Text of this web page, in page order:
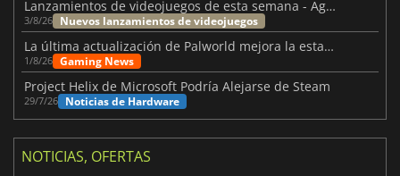
Lanzamientos de videojuegos de esta semana - Agosto de 2026 (semana 32)
3/8/26 Nuevos lanzamientos de videojuegos
La última actualización de Palworld mejora la estabilidad
1/8/26 Gaming News
Project Helix de Microsoft Podría Alejarse de Steam
29/7/26 Noticias de Hardware
NOTICIAS, OFERTAS